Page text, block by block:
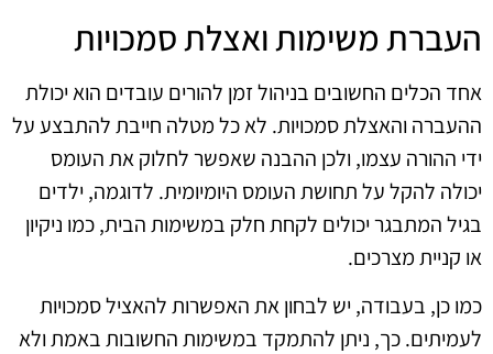
העברת משימות ואצלת סמכויות
אחד הכלים החשובים בניהול זמן להורים עובדים הוא יכולת
ההעברה והאצלת סמכויות. לא כל מטלה חייבת להתבצע על
ידי ההורה עצמו, ולכן ההבנה שאפשר לחלוק את העומס
יכולה להקל על תחושת העומס היומיומית. לדוגמה, ילדים
בגיל המתבגר יכולים לקחת חלק במשימות הבית, כמו ניקיון
או קניית מצרכים.
כמו כן, בעבודה, יש לבחון את האפשרות להאציל סמכויות
לעמיתים. כך, ניתן להתמקד במשימות החשובות באמת ולא